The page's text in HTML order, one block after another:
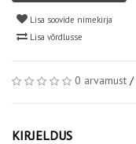
Lisa soovide nimekirja
Lisa võrdlusse
0 arvamust /
KIRJELDUS